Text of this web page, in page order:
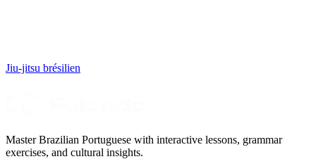
Jiu-jitsu brésilien
Master Brazilian Portuguese with interactive lessons, grammar
exercises, and cultural insights.